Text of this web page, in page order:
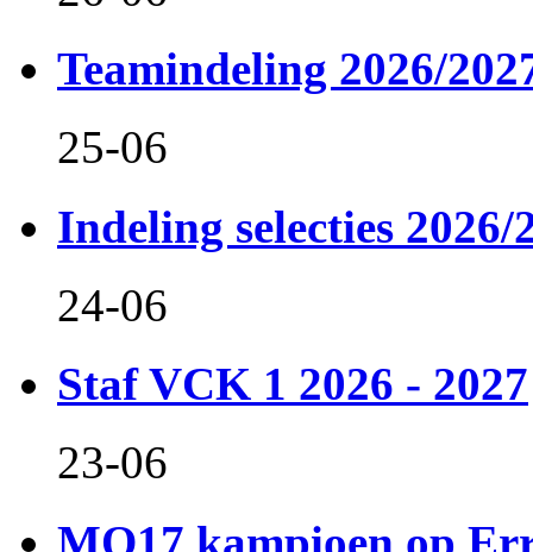
Teamindeling 2026/
25-06
Indeling selecties 2026/
24-06
Staf VCK 1 2026 - 2027
23-06
MO17 kampioen op